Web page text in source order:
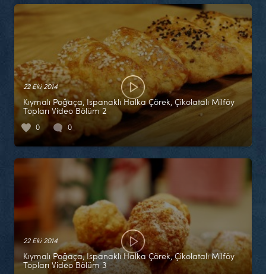
22 Eki 2014
Kıymalı Poğaça, Ispanaklı Halka Çörek, Çikolatalı Milföy
Topları Video Bölüm 2
0 0
22 Eki 2014
Kıymalı Poğaça, Ispanaklı Halka Çörek, Çikolatalı Milföy
Topları Video Bölüm 3